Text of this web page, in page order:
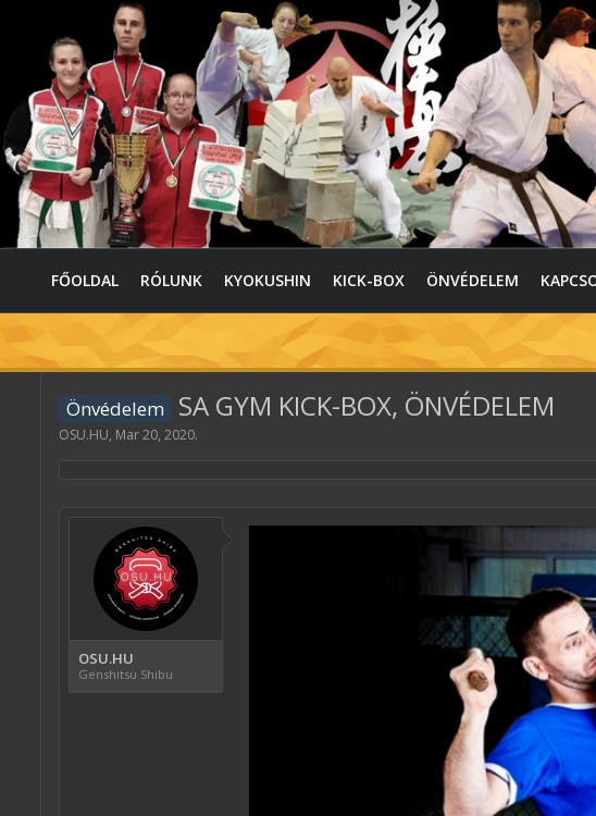
FŐOLDAL RÓLUNK KYOKUSHIN KICK-BOX ÖNVÉDELEM
Önvédelem SA GYM KICK-BOX, ÖNVÉDELEM
OSU.HU, Mar 20, 2020.
OSU.HU
Genshitsu Shibu